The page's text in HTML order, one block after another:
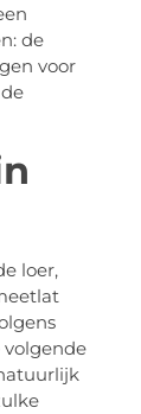
de
voor
loer,
volgende